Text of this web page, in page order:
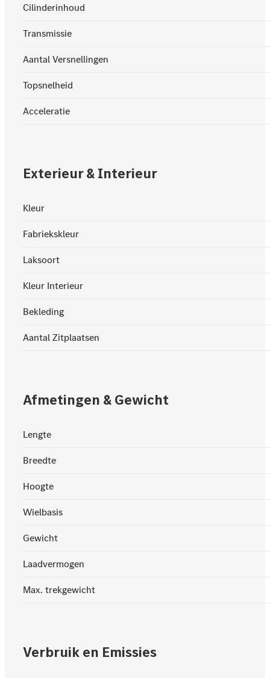
Cilinderinhoud
Transmissie
Aantal Versnellingen
Topsnelheid
Acceleratie
Exterieur & Interieur
Kleur
Fabriekskleur
Laksoort
Kleur Interieur
Bekleding
Aantal Zitplaatsen
Afmetingen & Gewicht
Lengte
Breedte
Hoogte
Wielbasis
Gewicht
Laadvermogen
Max. trekgewicht
Verbruik en Emissies